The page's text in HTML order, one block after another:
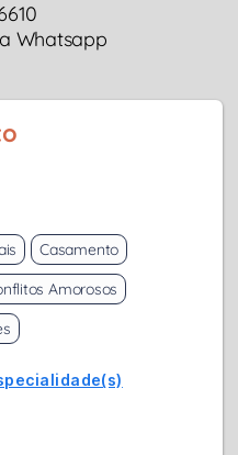
Whatsapp
Casamento
Amorosos